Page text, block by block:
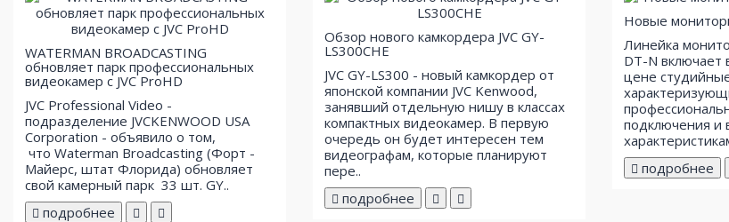
WATERMAN BROADCASTING
обновляет парк профессиональных
видеокамер с JVC ProHD
JVC Professional Video -
подразделение JVCKENWOOD USA
Corporation - объявило о том,
что Waterman Broadcasting (Форт -
Майерс, штат Флорида) обновляет
свой ​​камерный парк 33 шт. GY..
подробнее
Обзор нового камкордера JVC GY-
LS300CHE
JVC GY-LS300 - новый камкордер от
японской компании JVC Kenwood,
занявший отдельную нишу в классах
компактных видеокамер. В первую
очередь он будет интересен тем
видеографам, которые планируют
пере..
подробнее
Новые
Линейка
DT-N включает
цене
подключения и
подробнее